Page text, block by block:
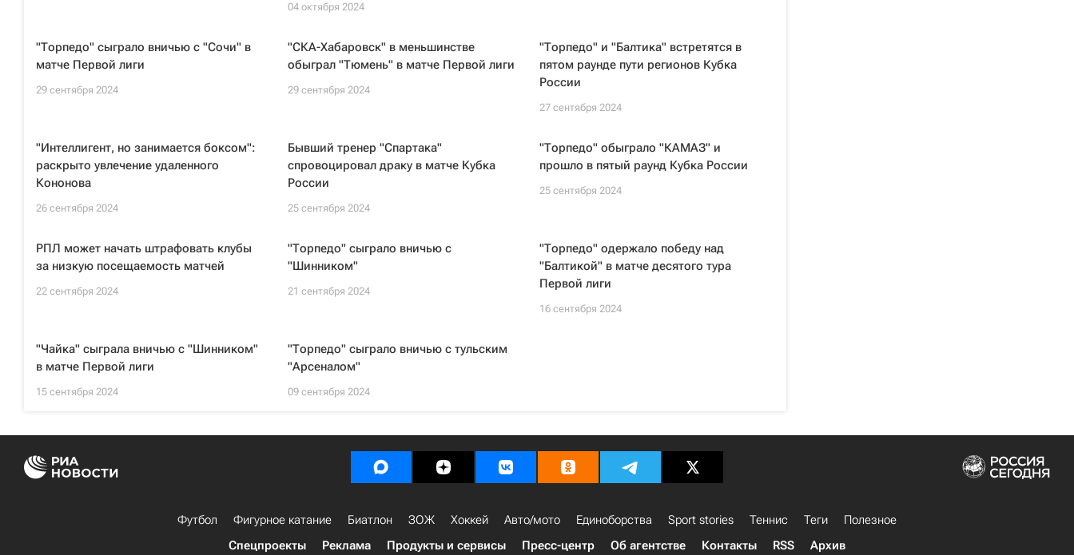
04 октября 2024
"Торпедо" сыграло вничью с "Сочи" в
матче Первой лиги
29 сентября 2024
"СКА-Хабаровск" в меньшинстве
обыграл "Тюмень" в матче Первой лиги
29 сентября 2024
"Торпедо" и "Балтика" встретятся в
пятом раунде пути регионов Кубка
России
27 сентября 2024
"Интеллигент, но занимается боксом":
раскрыто увлечение удаленного
Кононова
26 сентября 2024
Бывший тренер "Спартака"
спровоцировал драку в матче Кубка
России
25 сентября 2024
"Торпедо" обыграло "КАМАЗ" и
прошло в пятый раунд Кубка России
25 сентября 2024
РПЛ может начать штрафовать клубы
за низкую посещаемость матчей
22 сентября 2024
"Торпедо" сыграло вничью с
"Шинником"
21 сентября 2024
"Торпедо" одержало победу над
"Балтикой" в матче десятого тура
Первой лиги
16 сентября 2024
"Чайка" сыграла вничью с "Шинником"
в матче Первой лиги
15 сентября 2024
"Торпедо" сыграло вничью с тульским
"Арсеналом"
09 сентября 2024
Футбол Фигурное катание Биатлон ЗОЖ Хоккей Авто/мото Единоборства Sport stories Теннис Теги
Полезное
Спецпроекты
Реклама Продукты и сервисы Пресс-центр Об агентстве Контакты RSS Архив